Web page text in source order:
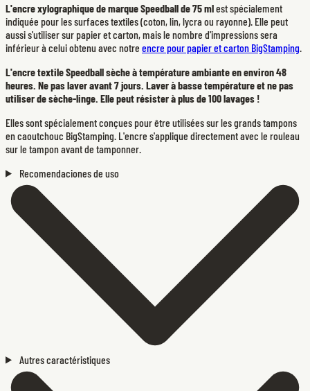
L'encre xylographique de marque Speedball de 75 mlest spécialement
indiquée pour les surfaces textiles (coton, lin, lycra ou rayonne). Elle peut
aussi s'utiliser sur papier et carton, mais le nombre d'impressions sera
inférieur à celui obtenu avec notre encre pour papier et carton BigStamping
L'encre textile Speedball sèche à température ambiante en environ 48
heures. Ne pas laver avant 7 jours. Laver à basse température et ne pas
utiliser de sèche-linge. Elle peut résister à plus de 100 lavages !
Elles sont spécialement conçues pour être utilisées sur les grands tampons
en caoutchouc BigStamping. L'encre s'applique directement avec le rouleau
sur le tampon avant de tamponner.
Recomendaciones de uso
Autres caractéristiques